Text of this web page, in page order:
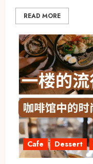
READ MORE
Cafe Dessert